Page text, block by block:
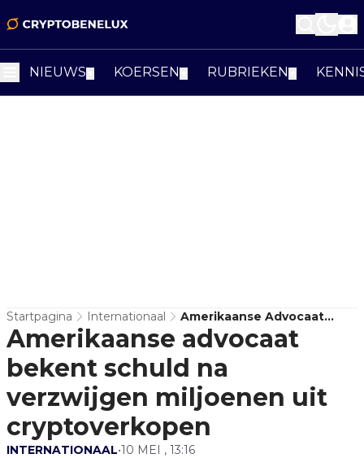
NIEUWS KOERSEN RUBRIEKEN
Startpagina Internationaal
Amerikaanse Advocaat
Bekent Schuld Na
Verzwijgen Miljoenen Uit
Cryptoverkopen
Amerikaanse advocaat
bekent schuld na
verzwijgen miljoenen uit
cryptoverkopen
INTERNATIONAAL•10 MEI , 13:16